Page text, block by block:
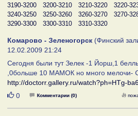
3190-3200
3200-3210 3210-3220 3220-
3240-3250
3250-3260 3260-3270 3270-
3290-3300
3300-3310 3310-3320
Комарово - Зеленогорск (Финский
12.02.2009 21:24
Сегодня были тут Зелек -1 Йорш,1
,0больше 10 МАМОК но много мелочи-
http://doctorr.gallery.ru/watch?ph=HTg-
Нравится
0 Комментарии (0)